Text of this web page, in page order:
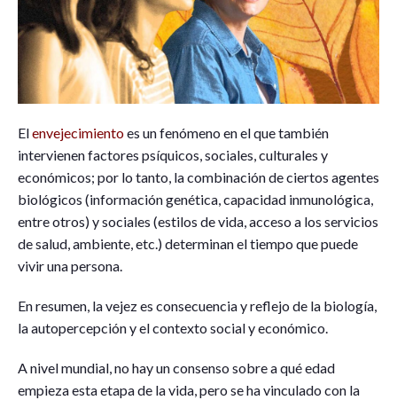
Elenvejecimientoes un fenómeno en el que también
intervienen factores psíquicos, sociales, culturales y
económicos; por lo tanto, la combinación de ciertos agentes
biológicos (información genética, capacidad inmunológica,
entre otros) y sociales (estilos de vida, acceso a los servicios
de salud, ambiente, etc.) determinan el tiempo que puede
vivir una persona.
En resumen, la vejez es consecuencia y reflejo de la biología,
la autopercepción y el contexto social y económico.
A nivel mundial, no hay un consenso sobre a qué edad
empieza esta etapa de la vida, pero se ha vinculado con la